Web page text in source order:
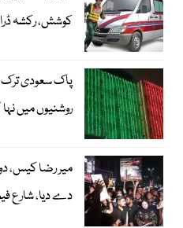
کوشش، رکشہ
پاک سعودی ترک
روشنیوں میں نہا
میر رضا کیس،
دے دیا، شارع